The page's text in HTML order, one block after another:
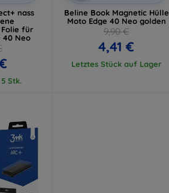
nass
für
40 Neo
Stk.
Beline Book Magnetic Hülle
Moto Edge 40 Neo golden
9,90 €
4,41 €
Letztes Stück auf Lager